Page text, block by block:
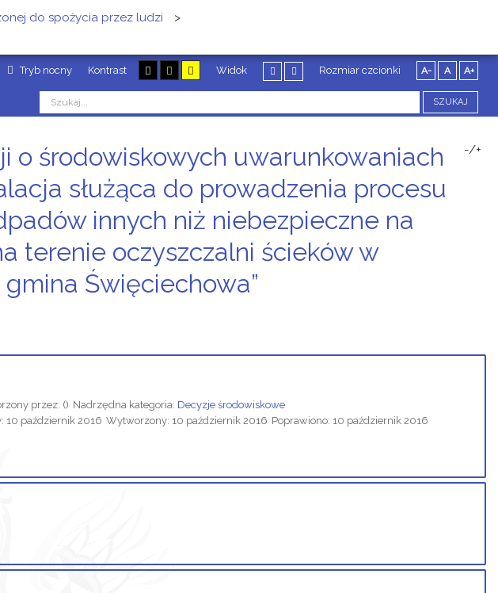
Tryb nocny Kontrast Widok Rozmiar czcionki A- A A+
SZUKAJ
do spożycia przez ludzi
>
o środowiskowych uwarunkowaniach
służąca do prowadzenia procesu
innych niż niebezpieczne na
terenie oczyszczalni ścieków w
Święciechowa”
-/+
przez: () Nadrzędna kategoria: Decyzje środowiskowe
10 październik 2016 Wytworzony: 10 październik 2016 Poprawiono: 10 październik 2016